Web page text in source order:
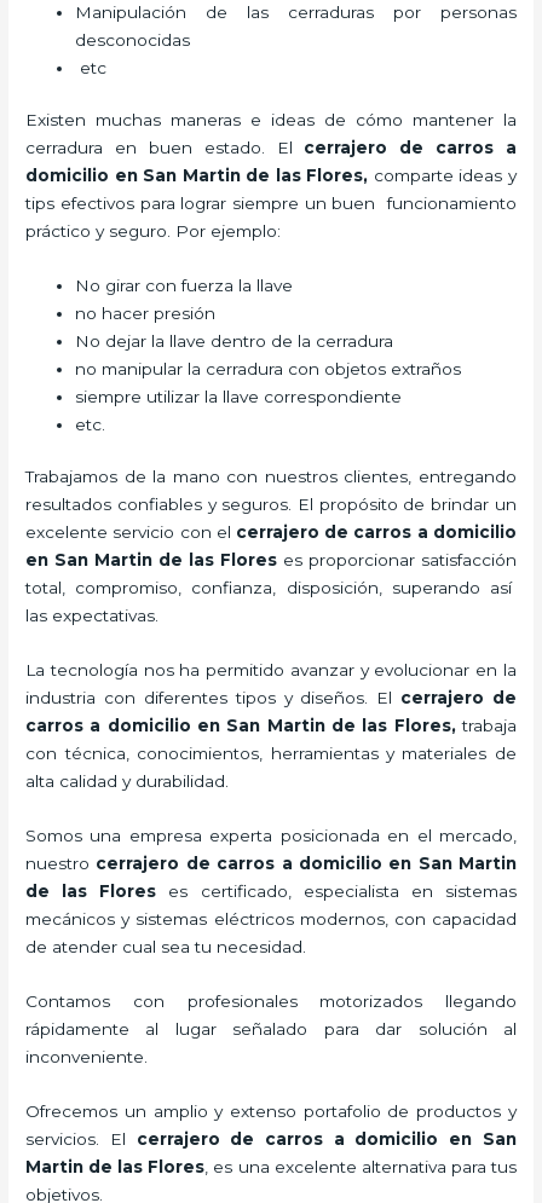
Manipulación de las cerraduras por personas
desconocidas
etc
Existen muchas maneras e ideas de cómo mantener la
cerradura en buen estado. El cerrajero de carros a
domicilio en San Martin de las Flores, comparte ideas y
tips efectivos para lograr siempre un buen funcionamiento
práctico y seguro. Por ejemplo:
No girar con fuerza la llave
no hacer presión
No dejar la llave dentro de la cerradura
no manipular la cerradura con objetos extraños
siempre utilizar la llave correspondiente
etc.
Trabajamos de la mano con nuestros clientes, entregando
resultados confiables y seguros. El propósito de brindar un
excelente servicio con el cerrajero de carros a domicilio
en San Martin de las Flores es proporcionar satisfacción
total, compromiso, confianza, disposición, superando así
las expectativas.
La tecnología nos ha permitido avanzar y evolucionar en la
industria con diferentes tipos y diseños. El cerrajero de
carros a domicilio en San Martin de las Flores,trabaja
con técnica, conocimientos, herramientas y materiales de
alta calidad y durabilidad.
Somos una empresa experta posicionada en el mercado,
nuestro cerrajero de carros a domicilio en San Martin
de las Flores es certificado, especialista en sistemas
mecánicos y sistemas eléctricos modernos, con capacidad
de atender cual sea tu necesidad.
Contamos con profesionales motorizados llegando
rápidamente al lugar señalado para dar solución al
inconveniente.
Ofrecemos un amplio y extenso portafolio de productos y
servicios. El cerrajero de carros a domicilio en San
Martin de las Flores , es una excelente alternativa para tus
objetivos.